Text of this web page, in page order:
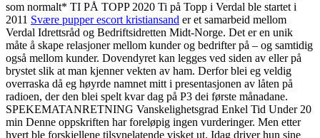
som normalt* TI PÅ TOPP 2020 Ti på Topp i Verdal ble startet i
2011 Svære pupper escort kristiansand er et samarbeid mellom
Verdal Idrettsråd og Bedriftsidretten Midt-Norge. Det er en unik
måte å skape relasjoner mellom kunder og bedrifter på – og samtidig
også mellom kunder. Dovendyret kan legges ved siden av eller på
brystet slik at man kjenner vekten av ham. Derfor blei eg veldig
overraska då eg høyrde namnet mitt i presentasjonen av låten på
radioen, der den blei spelt kvar dag på P3 dei første månadane.
SPEKEMATANRETNING Vanskelighetsgrad Enkel Tid Under 20
min Denne oppskriften har foreløpig ingen vurderinger. Men etter
hvert ble forskjellene tilsynelatende visket ut. Idag driver hun sine